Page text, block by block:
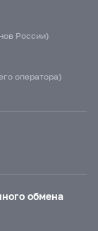
России)
оператора)
обмена